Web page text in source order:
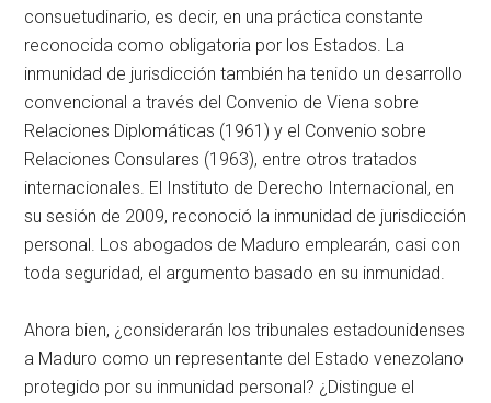
consuetudinario, es decir, en una práctica constante
reconocida como obligatoria por los Estados. La
inmunidad de jurisdicción también ha tenido un desarrollo
convencional a través del Convenio de Viena sobre
Relaciones Diplomáticas (1961) y el Convenio sobre
Relaciones Consulares (1963), entre otros tratados
internacionales. El Instituto de Derecho Internacional, en
su sesión de 2009, reconoció la inmunidad de jurisdicción
personal. Los abogados de Maduro emplearán, casi con
toda seguridad, el argumento basado en su inmunidad.
Ahora bien, ¿considerarán los tribunales estadounidenses
a Maduro como un representante del Estado venezolano
protegido por su inmunidad personal? ¿Distingue el